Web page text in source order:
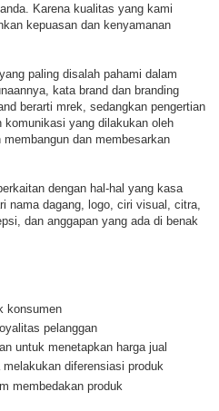
Karena kualitas yang kami
kepuasan dan kenyamanan
paling disalah pahami dalam
kata brand dan branding
berarti mrek, sedangkan pengertian
komunikasi yang dilakukan oleh
dan membesarkan
dengan hal-hal yang kasa
nama dagang, logo, ciri visual, citra,
dan anggapan yang ada di benak
konsumen
pelanggan
untuk menetapkan harga jual
diferensiasi produk
membedakan produk